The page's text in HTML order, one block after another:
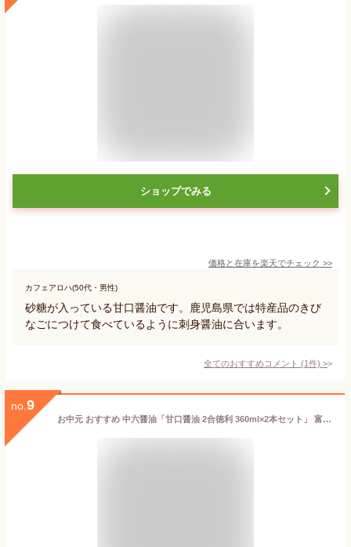
ショップでみる
価格と在庫を楽天でチェック >>
カフェアロハ(50代・男性)
砂糖が入っている甘口醤油です。鹿児島県では特産品のきび
なごにつけて食べているように刺身醤油に合います。
全てのおすすめコメント (1件) >
no. 9
お中元 おすすめ 中六醤油「甘口醤油 2合徳利 360ml×2本セット」 富山のご当地醤油 人気商品